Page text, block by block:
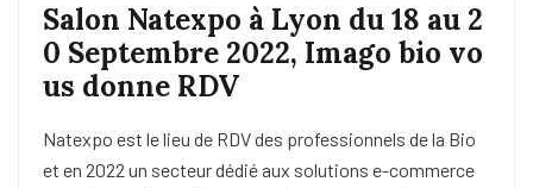
Salon Natexpo à Lyon du 18 au 2
0 Septembre 2022, Imago bio vo
us donne RDV
Natexpo est le lieu de RDV des professionnels de la Bio
et en 2022 un secteur dédié aux solutions e-commerce